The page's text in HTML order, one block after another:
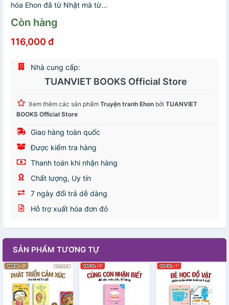
hóa Ehon đã từ Nhật mà từ...
Còn hàng
116,000 đ
Nhà cung cấp:
TUANVIET BOOKS Official Store
Xem thêm các sản phẩm Truyện tranh Ehon bởi TUANVIET
BOOKS Official Store
Giao hàng toàn quốc
Được kiểm tra hàng
Thanh toán khi nhận hàng
Chất lượng, Uy tín
7 ngày đổi trả dễ dàng
Hỗ trợ xuất hóa đơn đỏ
SẢN PHẨM TƯƠNG TỰ